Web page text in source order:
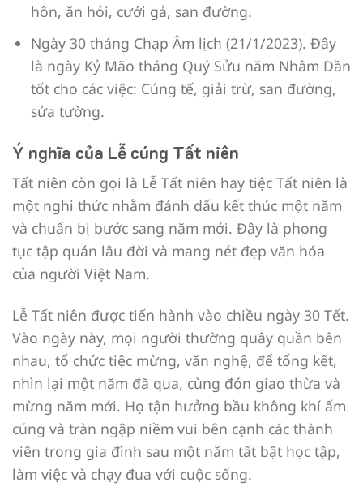
hôn, ăn hỏi, cưới gả, san đường.
Ngày 30 tháng Chạp Âm lịch (21/1/2023). Đây
là ngày Kỷ Mão tháng Quý Sửu năm Nhâm Dần
tốt cho các việc: Cúng tế, giải trừ, san đường,
sửa tường.
Ý nghĩa của Lễ cúng Tất niên
Tất niên còn gọi là Lễ Tất niên hay tiệc Tất niên là
một nghi thức nhằm đánh dấu kết thúc một năm
và chuẩn bị bước sang năm mới. Đây là phong
tục tập quán lâu đời và mang nét đẹp văn hóa
của người Việt Nam.
Lễ Tất niên được tiến hành vào chiều ngày 30 Tết.
Vào ngày này, mọi người thường quây quần bên
nhau, tổ chức tiệc mừng, văn nghệ, để tổng kết,
nhìn lại một năm đã qua, cùng đón giao thừa và
mừng năm mới. Họ tận hưởng bầu không khí ấm
cúng và tràn ngập niềm vui bên cạnh các thành
viên trong gia đình sau một năm tất bật học tập,
làm việc và chạy đua với cuộc sống.